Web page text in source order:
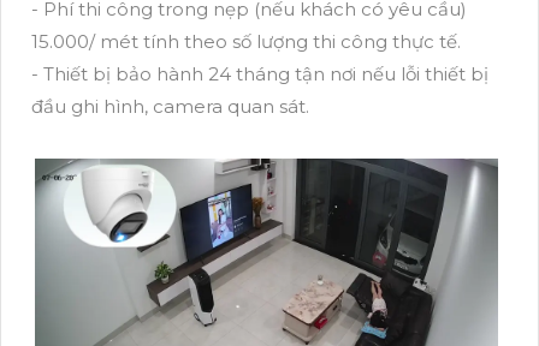
- Phí thi công trong nẹp (nếu khách có yêu cầu)
15.000/ mét tính theo số lượng thi công thực tế.
- Thiết bị bảo hành 24 tháng tận nơi nếu lỗi thiết bị
đầu ghi hình, camera quan sát.